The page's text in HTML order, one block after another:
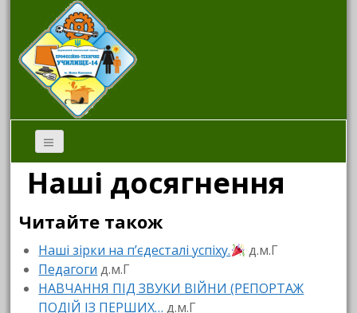
Наші досягнення
Читайте також
Наші зірки на п’єдесталі успіху.
д.м.Г
Педагоги д.м.Г
НАВЧАННЯ ПІД ЗВУКИ ВІЙНИ (РЕПОРТАЖ
ПОДІЙ ІЗ ПЕРШИХ… д.м.Г